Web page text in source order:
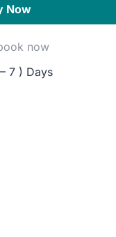
Now
now
7 ) Days